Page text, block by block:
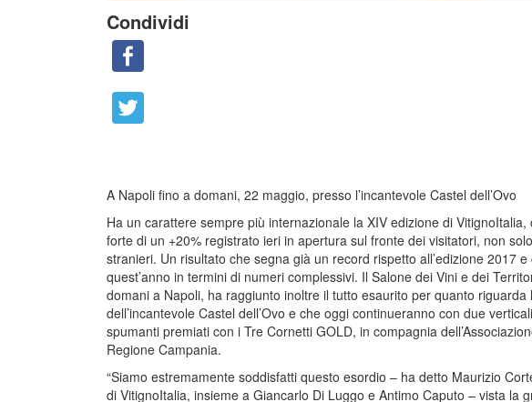
Condividi
A Napoli fino a domani, 22 maggio, presso l’incantevole Castel dell’Ovo
Ha un carattere sempre più internazionale la XIV edizione di
forte di un +20% registrato ieri in apertura sul fronte dei visitatori, non
stranieri. Un risultato che segna già un record rispetto all’edizione 2017
quest’anno in termini di numeri complessivi. Il Salone dei Vini e dei
domani a Napoli, ha raggiunto inoltre il tutto esaurito per quanto
dell’incantevole Castel dell’Ovo e che oggi continueranno con due
spumanti premiati con i Tre Cornetti GOLD, in compagnia
Regione Campania.
“Siamo estremamente soddisfatti questo esordio – ha detto Maurizio
di VitignoItalia, insieme a Giancarlo Di Luggo e Antimo Caputo – vista la